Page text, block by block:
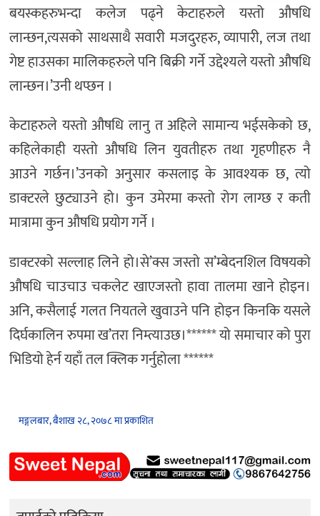
बयस्कहरुभन्दा कलेज पढ्ने केटाहरुले यस्तो औषधि
लान्छन,त्यसको साथसाथै सवारी मजदुरहरु, व्यापारी, लज तथा
गेष्ट हाउसका मालिकहरुले पनि बिक्री गर्ने उद्देश्यले यस्तो औषधि
लान्छन।’उनी थप्छन ।
केटाहरुले यस्तो औषधि लानु त अहिले सामान्य भईसकेको छ,
कहिलेकाही यस्तो औषधि लिन युवतीहरु तथा गृहणीहरु नै
आउने गर्छन।’उनको अनुसार कसलाइ के आवश्यक छ, त्यो
डाक्टरले छुट्याउने हो। कुन उमेरमा कस्तो रोग लाग्छ र कती
मात्रामा कुन औषधि प्रयोग गर्ने ।
डाक्टरको सल्लाह लिने हो।से’क्स जस्तो स’म्बेदनशिल विषयको
औषधि चाउचाउ चकलेट खाएजस्तो हावा तालमा खाने होइन।
अनि, कसैलाई गलत नियतले खुवाउने पनि होइन किनकि यसले
दिर्घकालिन रुपमा ख’तरा निम्त्याउछ।****** यो समाचार को पुरा
भिडियो हेर्न यहाँ तल क्लिक गर्नुहोला ******
मङ्गलबार, बैशाख २८, २०७८ मा प्रकाशित